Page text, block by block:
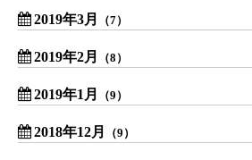
2019年3月 （7）
2019年2月 （8）
2019年1月 （9）
2018年12月 （9）